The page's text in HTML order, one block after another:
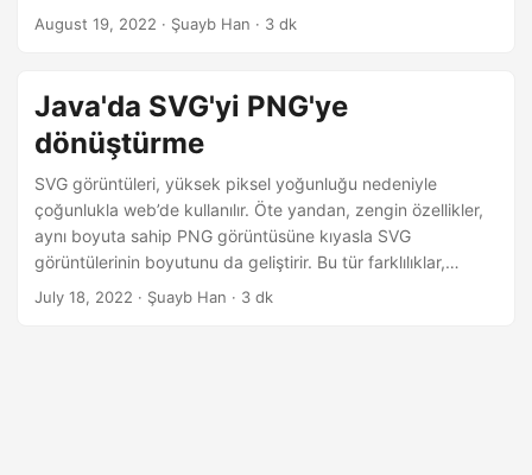
görüntülemek için ve şeffaf arka plana sahip görüntüler için
biçimlere dönüştürülmesi sıklıkla gerekir. Bu yazıda C#
kullanarak SVG vektör grafiklerinin PNG resimlerine nasıl
dönüştürüleceğini tartışacağız.
August 19, 2022 · Şuayb Han · 3 dk
Java'da SVG'yi PNG'ye
dönüştürme
SVG görüntüleri, yüksek piksel yoğunluğu nedeniyle
çoğunlukla web’de kullanılır. Öte yandan, zengin özellikler,
aynı boyuta sahip PNG görüntüsüne kıyasla SVG
görüntülerinin boyutunu da geliştirir. Bu tür farklılıklar,
geliştiricilerin görüntüleri bir biçimden diğerine
July 18, 2022 · Şuayb Han · 3 dk